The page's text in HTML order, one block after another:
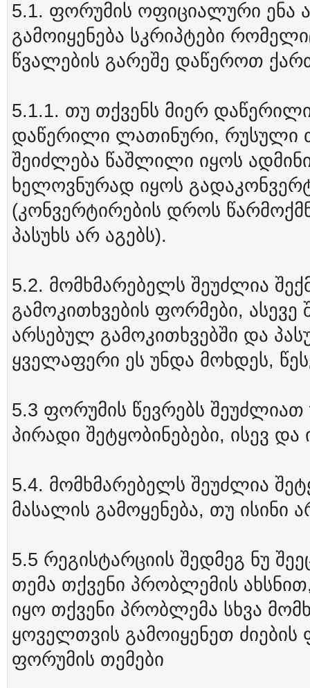
5.1. ფორუმის ოფიციალური ენა
გამოიყენება სკრიპტები
წვალების გარეშე დაწეროთ
5.1.1. თუ თქვენს მიერ
დაწერილი ლათინური, რუსული
შეიძლება წაშლილი იყოს
ხელოვნურად იყოს
(კონვერტირების დროს
პასუხს არ აგებს).
5.2. მომხმარებელს შეუძლია
გამოკითხვების ფორმები,
არსებულ გამოკითხვებში და
ყველაფერი ეს უნდა მოხდეს,
5.3 ფორუმის წევრებს
პირადი შეტყობინებები, ისევ და
5.4. მომხმარებელს შეუძლია
მასალის გამოყენება, თუ ისინი
5.5 რეგისტარციის შედმეგ ნუ
თემა თქვენი პრობლემის
იყო თქვენი პრობლემა სხვა
ყოველთვის გამოიყენეთ
ფორუმის თემები